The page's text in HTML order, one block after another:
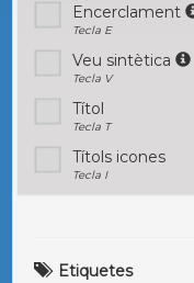
Encerclament
Tecla E
Veu sintètica
Tecla V
Títol
Tecla T
Títols icones
Tecla I
Etiquetes